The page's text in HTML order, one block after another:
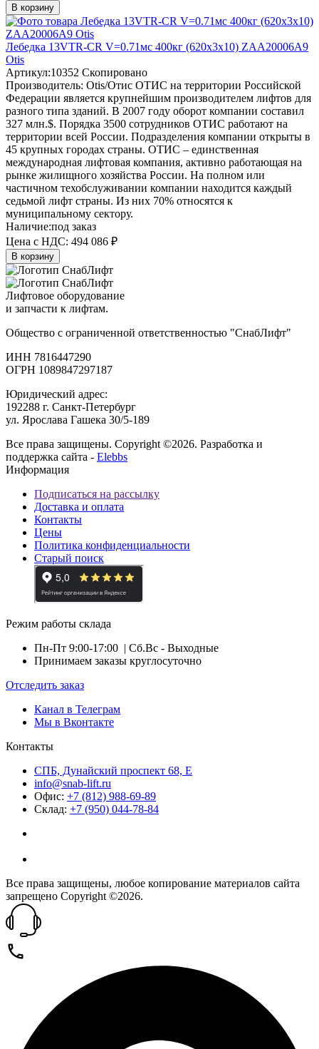
В корзину
Лебедка 13VTR-CR V=0.71мс 400кг (620х3х10) ZAA20006A9
Otis
Артикул:10352 Скопировано
Производитель: Otis/Отис ОТИС на территории Российской
Федерации является крупнейшим производителем лифтов для
разного типа зданий. В 2007 году оборот компании составил
327 млн.$. Порядка 3500 сотрудников ОТИС работают на
территории всей России. Подразделения компании открыты в
45 крупных городах страны. ОТИС – единственная
международная лифтовая компания, активно работающая на
рынке жилищного хозяйства России. На полном или
частичном техобслуживании компании находится каждый
седьмой лифт страны. Из них 70% относятся к
муниципальному сектору.
Наличие:под заказ
Цена с НДС: 494 086 ₽
В корзину
Лифтовое оборудование
и запчасти к лифтам.
Общество с ограниченной ответственностью "СнабЛифт"
ИНН 7816447290
ОГРН 1089847297187
Юридический адрес:
192288 г. Санкт-Петербург
ул. Ярослава Гашека 30/5-189
Все права защищены. Copyright ©2026. Разработка и
поддержка сайта - Elebbs
Информация
Подписаться на рассылку
Доставка и оплата
Контакты
Цены
Политика конфиденциальности
Старый поиск
Режим работы склада
Пн-Пт 9:00-17:00 | Сб.Вс - Выходные
Принимаем заказы круглосуточно
Отследить заказ
Канал в Телеграм
Мы в Вконтакте
Контакты
СПБ, Дунайский проспект 68, Е
info@snab-lift.ru
Офис: +7 (812) 988-69-89
Склад: +7 (950) 044-78-84
Все права защищены, любое копирование материалов сайта
запрещено Copyright ©2026.